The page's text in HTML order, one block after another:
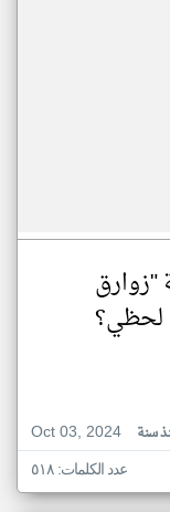
"زوارق
لحظي؟
Oct 03, 2024
سنة
عدد الكلمات: ٥١٨